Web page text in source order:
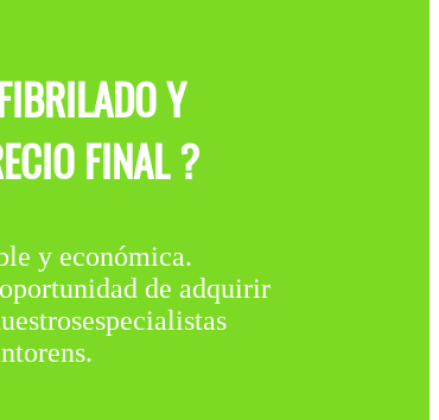
Y
FINAL ?
y económica.
de adquirir